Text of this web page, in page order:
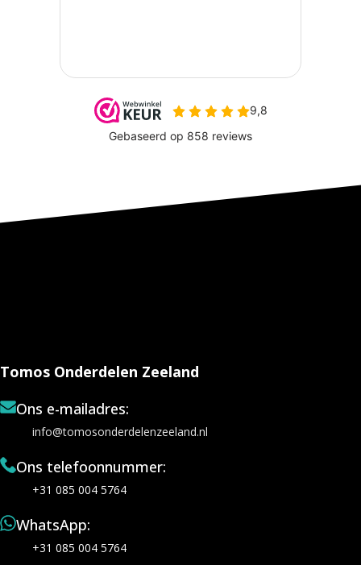
Tomos Onderdelen Zeeland
Ons e-mailadres:
info@tomosonderdelenzeeland.nl
Ons telefoonnummer:
+31 085 004 5764
WhatsApp:
+31 085 004 5764